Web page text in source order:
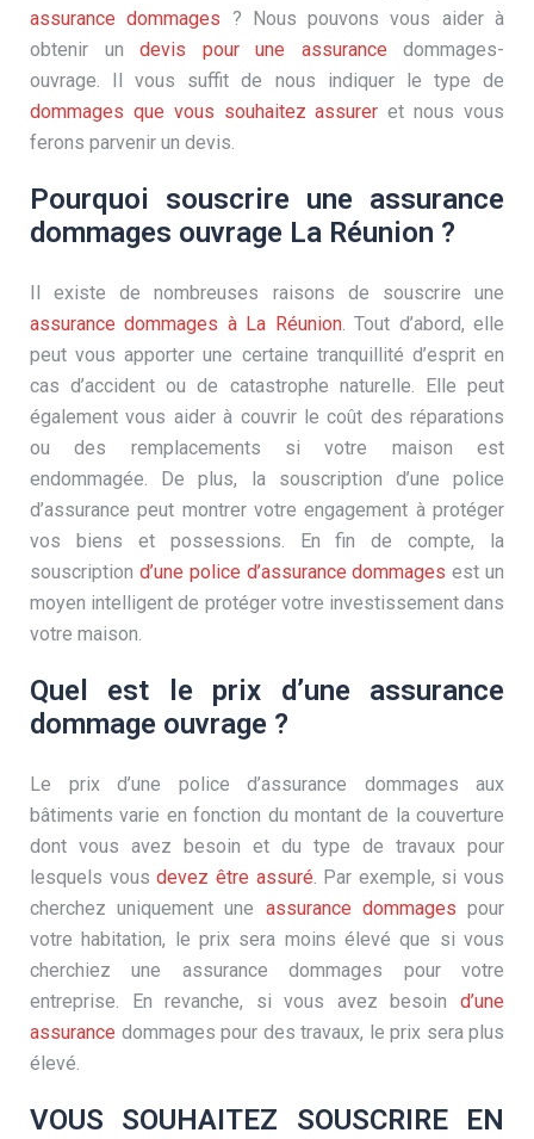
assurance dommages ? Nous pouvons vous aider à
obtenir un devis pour une assurance dommages-
ouvrage. Il vous suffit de nous indiquer le type de
dommages que vous souhaitez assurer et nous vous
ferons parvenir un devis.
Pourquoi souscrire une assurance
dommages ouvrage La Réunion ?
Il existe de nombreuses raisons de souscrire une
assurance dommages à La Réunion. Tout d’abord, elle
peut vous apporter une certaine tranquillité d’esprit en
cas d’accident ou de catastrophe naturelle. Elle peut
également vous aider à couvrir le coût des réparations
ou des remplacements si votre maison est
endommagée. De plus, la souscription d’une police
d’assurance peut montrer votre engagement à protéger
vos biens et possessions. En fin de compte, la
souscription d’une police d’assurance dommages est un
moyen intelligent de protéger votre investissement dans
votre maison.
Quel est le prix d’une assurance
dommage ouvrage ?
Le prix d’une police d’assurance dommages aux
bâtiments varie en fonction du montant de la couverture
dont vous avez besoin et du type de travaux pour
lesquels vousdevez être assuré. Par exemple, si vous
cherchez uniquement une assurance dommages pour
votre habitation, le prix sera moins élevé que si vous
cherchiez une assurance dommages pour votre
entreprise. En revanche, si vous avez besoin d’une
assurance dommages pour des travaux, le prix sera plus
élevé.
VOUS SOUHAITEZ SOUSCRIRE EN